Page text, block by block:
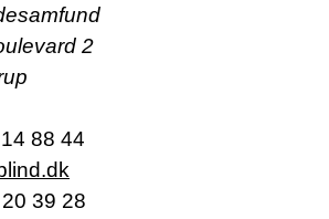
2
88 44
39 28